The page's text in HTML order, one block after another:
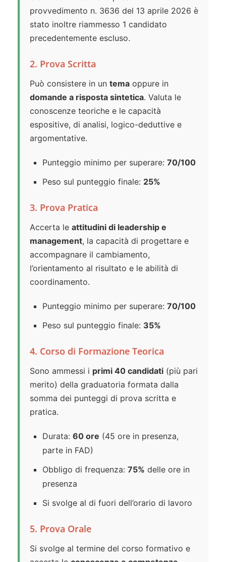
provvedimento n. 3636 del 13 aprile 2026 è
stato inoltre riammesso 1 candidato
precedentemente escluso.
2. Prova Scritta
Può consistere in un tema oppure in
domande a risposta sintetica. Valuta le
conoscenze teoriche e le capacità
espositive, di analisi, logico-deduttive e
argomentative.
Punteggio minimo per superare: 70/100
Peso sul punteggio finale: 25%
3. Prova Pratica
Accerta le attitudini di leadership e
management, la capacità di progettare e
accompagnare il cambiamento,
l’orientamento al risultato e le abilità di
coordinamento.
Punteggio minimo per superare: 70/100
Peso sul punteggio finale: 35%
4. Corso di Formazione Teorica
Sono ammessi i primi 40 candidati (più pari
merito) della graduatoria formata dalla
somma dei punteggi di prova scritta e
pratica.
Durata: 60 ore (45 ore in presenza,
parte in FAD)
Obbligo di frequenza: 75% delle ore in
presenza
Si svolge al di fuori dell’orario di lavoro
5. Prova Orale
Si svolge al termine del corso formativo e